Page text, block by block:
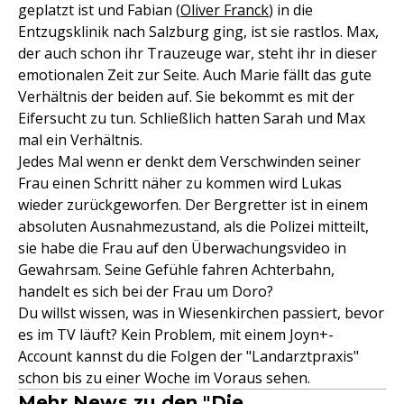
geplatzt ist und Fabian (Oliver Franck) in die
Entzugsklinik nach Salzburg ging, ist sie rastlos. Max,
der auch schon ihr Trauzeuge war, steht ihr in dieser
emotionalen Zeit zur Seite. Auch Marie fällt das gute
Verhältnis der beiden auf. Sie bekommt es mit der
Eifersucht zu tun. Schließlich hatten Sarah und Max
mal ein Verhältnis.
Jedes Mal wenn er denkt dem Verschwinden seiner
Frau einen Schritt näher zu kommen wird Lukas
wieder zurückgeworfen. Der Bergretter ist in einem
absoluten Ausnahmezustand, als die Polizei mitteilt,
sie habe die Frau auf den Überwachungsvideo in
Gewahrsam. Seine Gefühle fahren Achterbahn,
handelt es sich bei der Frau um Doro?
Du willst wissen, was in Wiesenkirchen passiert, bevor
es im TV läuft? Kein Problem, mit einem Joyn+-
Account kannst du die Folgen der "Landarztpraxis"
schon bis zu einer Woche im Voraus sehen.